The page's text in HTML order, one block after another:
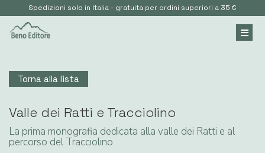
Spedizioni solo in Italia - gratuita per ordini superiori a 35 €
Torna alla lista
Valle dei Ratti e Tracciolino
La prima monografia dedicata alla valle dei Ratti e al
percorso del Tracciolino